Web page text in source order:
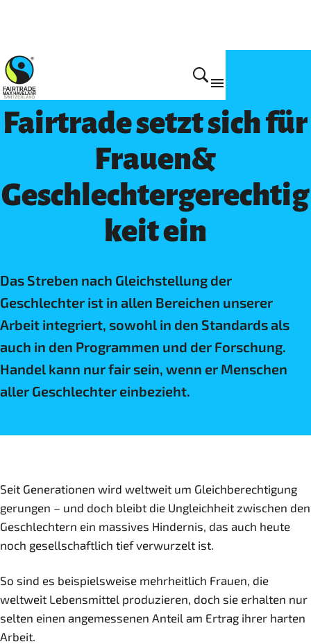
Arbeitsschwerpunkte
Fairtrade setzt sich für
Frauen&
Geschlechtergerechtig
keit ein
Das Streben nach Gleichstellung der
Geschlechter ist in allen Bereichen unserer
Arbeit integriert, sowohl in den Standards als
auch in den Programmen und der Forschung.
Handel kann nur fair sein, wenn er Menschen
aller Geschlechter einbezieht.
Seit Generationen wird weltweit um Gleichberechtigung
gerungen – und doch bleibt die Ungleichheit zwischen den
Geschlechtern ein massives Hindernis, das auch heute
noch gesellschaftlich tief verwurzelt ist.
So sind es beispielsweise mehrheitlich Frauen, die
weltweit Lebensmittel produzieren, doch sie erhalten nur
selten einen angemessenen Anteil am Ertrag ihrer harten
Arbeit.